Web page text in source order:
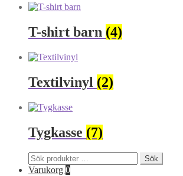
T-shirt barn (4)
Textilvinyl (2)
Tygkasse (7)
Sök
efter:
Sök
Varukorg 0